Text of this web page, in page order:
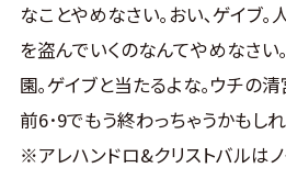
なことやめなさい｡おい､ゲイブ｡
を盗んでいくのなんてやめなさ
園｡ゲイブと当たるよな｡ウチの
前6･9でもう終わっちゃうかもし
※アレハンドロ&クリストバルは